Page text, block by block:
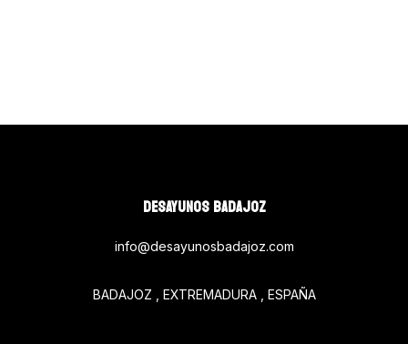
DESAYUNOS BADAJOZ
info@desayunosbadajoz.com
BADAJOZ , EXTREMADURA , ESPAÑA